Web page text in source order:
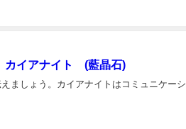
カイアナイト (藍晶石)
ましょう。カイアナイトはコミュニケーシ